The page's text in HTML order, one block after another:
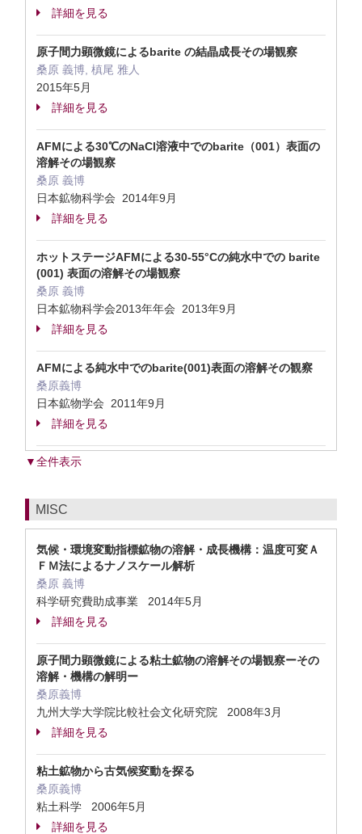
詳細を見る
原子間力顕微鏡によるbarite の結晶成長その場観察
桑原 義博, 槙尾 雅人
2015年5月
詳細を見る
AFMによる30℃のNaCl溶液中でのbarite（001）表面の
溶解その場観察
桑原 義博
日本鉱物科学会 2014年9月
詳細を見る
ホットステージAFMによる30-55°Cの純水中での barite
(001) 表面の溶解その場観察
桑原 義博
日本鉱物科学会2013年年会 2013年9月
詳細を見る
AFMによる純水中でのbarite(001)表面の溶解その観察
桑原義博
日本鉱物学会 2011年9月
詳細を見る
▼全件表示
MISC
気候・環境変動指標鉱物の溶解・成長機構：温度可変Ａ
ＦＭ法によるナノスケール解析
桑原 義博
科学研究費助成事業 2014年5月
詳細を見る
原子間力顕微鏡による粘土鉱物の溶解その場観察ーその
溶解・機構の解明ー
桑原義博
九州大学大学院比較社会文化研究院 2008年3月
詳細を見る
粘土鉱物から古気候変動を探る
桑原義博
粘土科学 2006年5月
詳細を見る